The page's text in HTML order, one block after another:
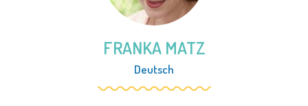
FRANKA MATZ
Deutsch